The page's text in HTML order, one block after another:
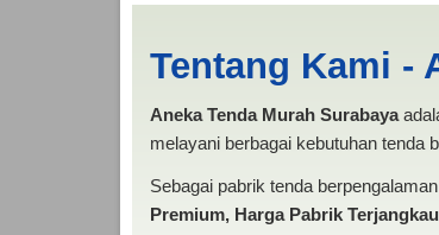
Tentang Kami -
Aneka Tenda Murah Surabaya
melayani berbagai kebutuhan tenda
Sebagai pabrik tenda
Premium, Harga Pabrik